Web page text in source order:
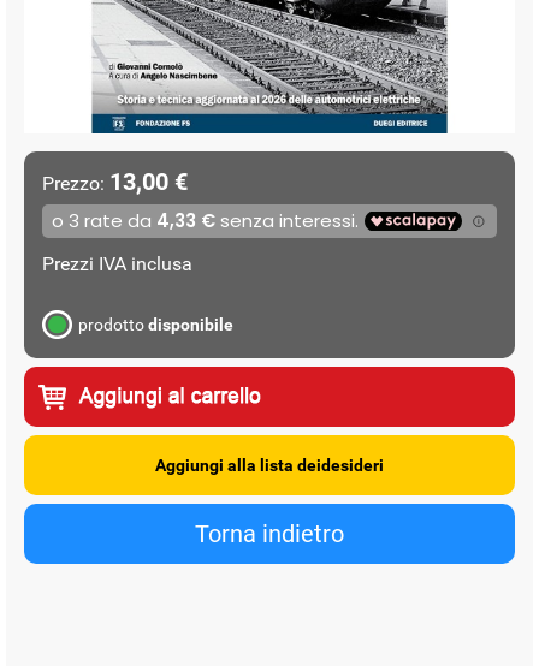
Prezzo: 13,00 €
Prezzi IVA inclusa
prodottodisponibile